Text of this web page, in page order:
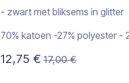
- zwart met bliksems in glitter
70% katoen -27% polyester -
12,75 € 17,00€